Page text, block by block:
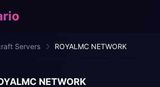
Servers ROYALMC NETWORK
NETWORK